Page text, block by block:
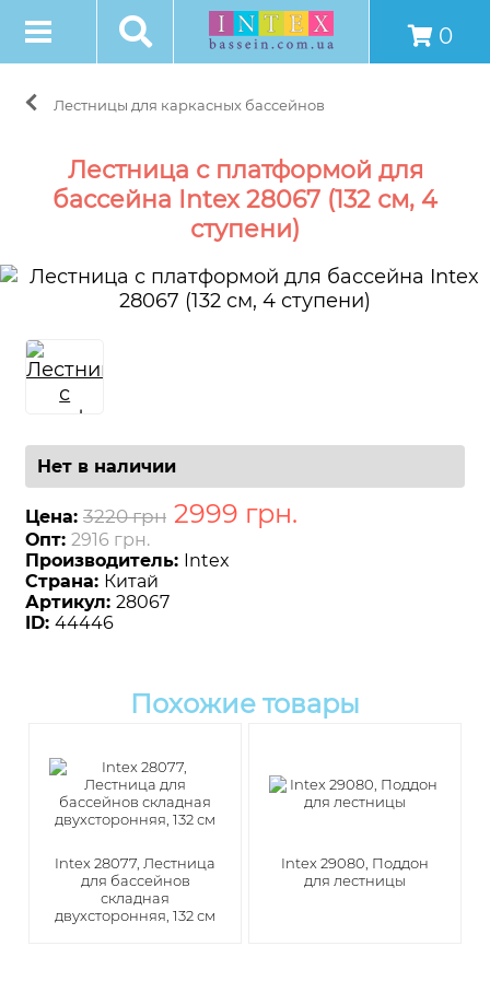
0
Лестницы для каркасных бассейнов
Лестница с платформой для
бассейна Intex 28067 (132 см, 4
ступени)
Нет в наличии
Цена: 3220 грн 2999 грн.
Опт: 2916 грн.
Производитель: Intex
Страна: Китай
Артикул: 28067
ID: 44446
Похожие товары
Intex 28077, Лестница
для бассейнов
складная
двухсторонняя, 132 см
Intex 29080, Поддон
для лестницы